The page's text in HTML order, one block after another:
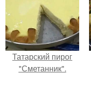
Татарский пирог
"Сметанник".